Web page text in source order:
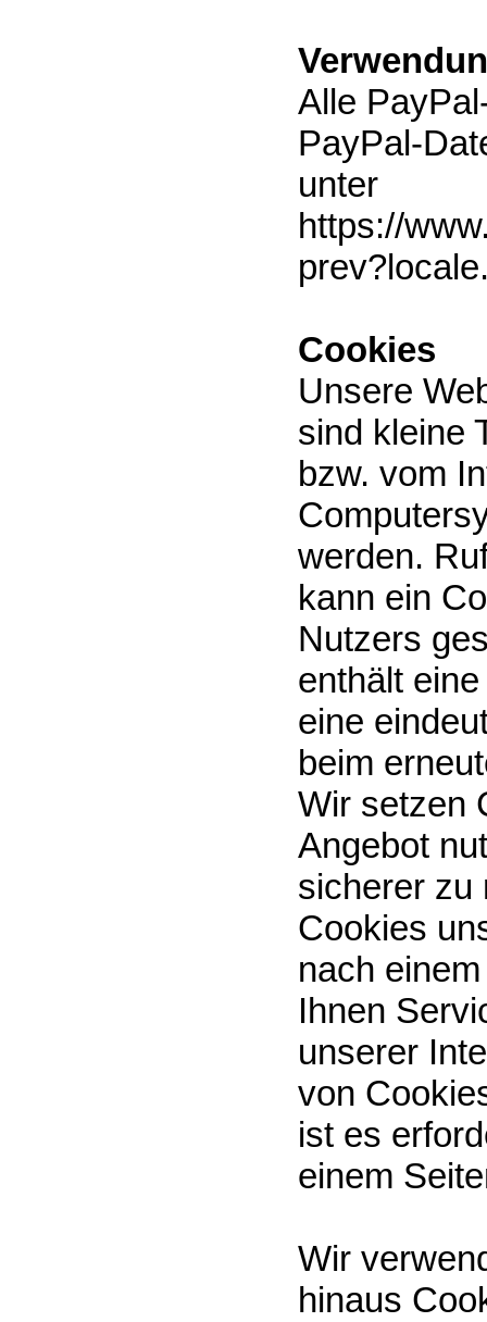
Alle
PayPal-
unter
https://
Cookies
Unsere
sind kleine
bzw. vom
werden.
kann ein
Nutzers
enthält
eine
beim
Wir setzen
Angebot
sicherer zu
Cookies
nach
Ihnen
unserer
von
ist es
einem
Wir
hinaus